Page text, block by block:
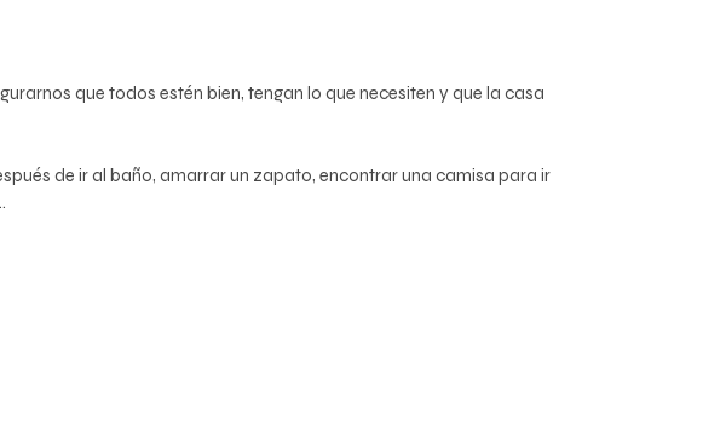
que todos estén bien, tengan lo que necesiten y que la casa
de ir al baño, amarrar un zapato, encontrar una camisa para ir